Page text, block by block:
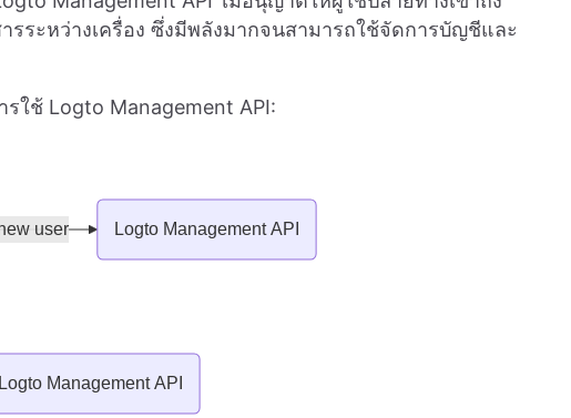
รระหว่างเครื่อง ซึ่งมีพลังมากจนสามารถใช้จัดการบัญชีและ
ใช้ Logto Management API: